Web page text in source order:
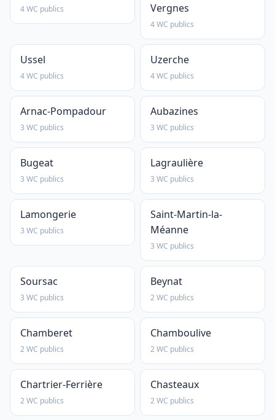
4 WC publics
Vergnes
4 WC publics
Ussel
4 WC publics
Uzerche
4 WC publics
Arnac-Pompadour
3 WC publics
Aubazines
3 WC publics
Bugeat
3 WC publics
Lagraulière
3 WC publics
Lamongerie
3 WC publics
Saint-Martin-la-
Méanne
3 WC publics
Soursac
3 WC publics
Beynat
2 WC publics
Chamberet
2 WC publics
Chamboulive
2 WC publics
Chartrier-Ferrière
2 WC publics
Chasteaux
2 WC publics